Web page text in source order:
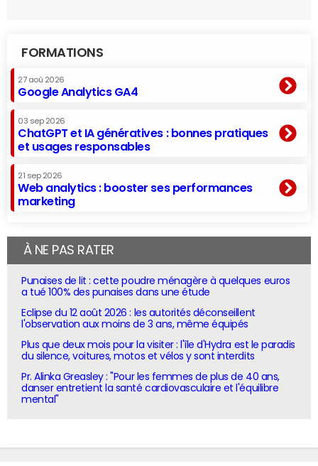
FORMATIONS
27 aoû 2026
Google Analytics GA4
03 sep 2026
ChatGPT et IA génératives : bonnes pratiques
et usages responsables
21 sep 2026
Web analytics : booster ses performances
marketing
À NE PAS RATER
Punaises de lit : cette poudre ménagère à quelques euros
a tué 100% des punaises dans une étude
Eclipse du 12 août 2026 : les autorités déconseillent
l'observation aux moins de 3 ans, même équipés
Plus que deux mois pour la visiter : l'île d'Hydra est le paradis
du silence, voitures, motos et vélos y sont interdits
Pr. Alinka Greasley : "Pour les femmes de plus de 40 ans,
danser entretient la santé cardiovasculaire et l'équilibre
mental"